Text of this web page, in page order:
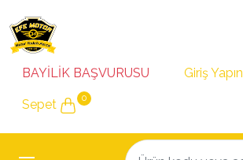
BAYİLİK BAŞVURUSU Giriş Yapın
Sepet 0